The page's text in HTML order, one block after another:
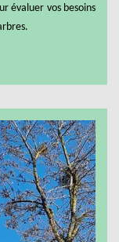
évaluer vos besoins